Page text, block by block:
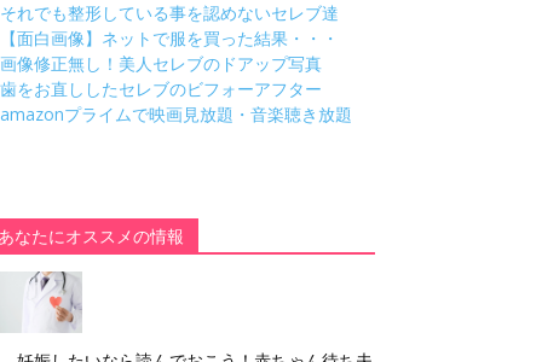
それでも整形している事を認めないセレブ達
【面白画像】ネットで服を買った結果・・・
画像修正無し！美人セレブのドアップ写真
歯をお直ししたセレブのビフォーアフター
amazonプライムで映画見放題・音楽聴き放題
あなたにオススメの情報